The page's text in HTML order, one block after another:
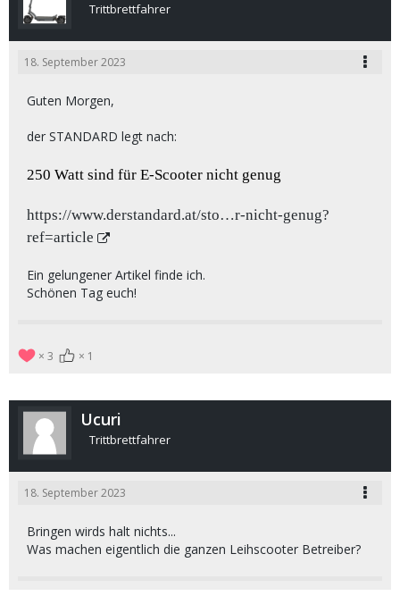
Trittbrettfahrer
18. September 2023
Guten Morgen,
der STANDARD legt nach:
250 Watt sind für E-Scooter nicht genug
https://www.derstandard.at/sto…r-nicht-genug?
ref=article
Ein gelungener Artikel finde ich.
Schönen Tag euch!
3 1
Ucuri
Trittbrettfahrer
18. September 2023
Bringen wirds halt nichts...
Was machen eigentlich die ganzen Leihscooter Betreiber?